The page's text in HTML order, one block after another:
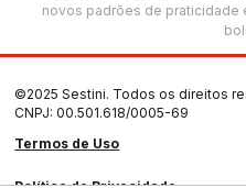
novos padrões de praticidade
©2025 Sestini. Todos os direitos
CNPJ: 00.501.618/0005-69
Termos de Uso